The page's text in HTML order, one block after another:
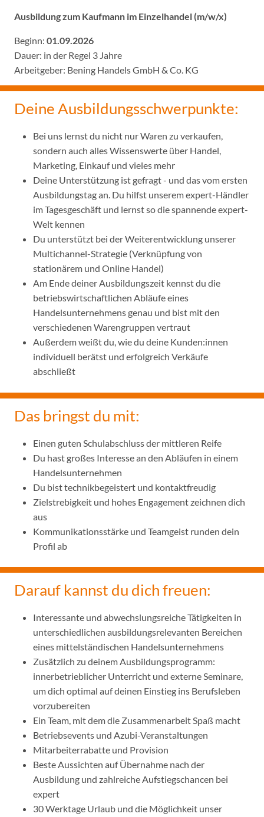
Ausbildung zum Kaufmann im Einzelhandel (m/w/x)
Beginn: 01.09.2026
Dauer: in der Regel 3 Jahre
Arbeitgeber: Bening Handels GmbH & Co. KG
Deine Ausbildungsschwerpunkte:
Bei uns lernst du nicht nur Waren zu verkaufen,
sondern auch alles Wissenswerte über Handel,
Marketing, Einkauf und vieles mehr
Deine Unterstützung ist gefragt - und das vom ersten
Ausbildungstag an. Du hilfst unserem expert-Händler
im Tagesgeschäft und lernst so die spannende expert-
Welt kennen
Du unterstützt bei der Weiterentwicklung unserer
Multichannel-Strategie (Verknüpfung von
stationärem und Online Handel)
Am Ende deiner Ausbildungszeit kennst du die
betriebswirtschaftlichen Abläufe eines
Handelsunternehmens genau und bist mit den
verschiedenen Warengruppen vertraut
Außerdem weißt du, wie du deine Kunden:innen
individuell berätst und erfolgreich Verkäufe
abschließt
Das bringst du mit:
Einen guten Schulabschluss der mittleren Reife
Du hast großes Interesse an den Abläufen in einem
Handelsunternehmen
Du bist technikbegeistert und kontaktfreudig
Zielstrebigkeit und hohes Engagement zeichnen dich
aus
Kommunikationsstärke und Teamgeist runden dein
Profil ab
Darauf kannst du dich freuen:
Interessante und abwechslungsreiche Tätigkeiten in
unterschiedlichen ausbildungsrelevanten Bereichen
eines mittelständischen Handelsunternehmens
Zusätzlich zu deinem Ausbildungsprogramm:
innerbetrieblicher Unterricht und externe Seminare,
um dich optimal auf deinen Einstieg ins Berufsleben
vorzubereiten
Ein Team, mit dem die Zusammenarbeit Spaß macht
Betriebsevents und Azubi-Veranstaltungen
Mitarbeiterrabatte und Provision
Beste Aussichten auf Übernahme nach der
Ausbildung und zahlreiche Aufstiegschancen bei
expert
30 Werktage Urlaub und die Möglichkeit unser